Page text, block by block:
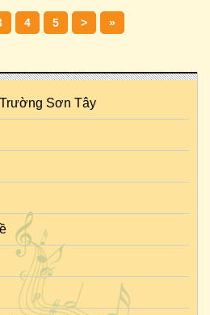
4 5 > »
Sơn Tây